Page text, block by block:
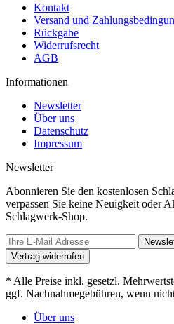
Kontakt
Versand und
Rückgabe
Widerrufsrecht
AGB
Informationen
Newsletter
Über uns
Datenschutz
Impressum
Newsletter
Abonnieren Sie den kostenlosen
verpassen Sie keine Neuigkeit oder
Schlagwerk-Shop.
Vertrag widerrufen
* Alle Preise inkl. gesetzl.
ggf. Nachnahmegebühren, wenn
Über uns